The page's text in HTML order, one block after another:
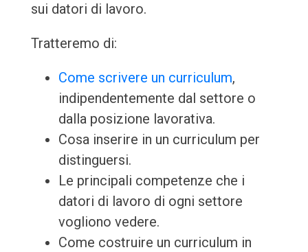
sui datori di lavoro.
Tratteremo di:
Come scrivere un curriculum,
indipendentemente dal settore o
dalla posizione lavorativa.
Cosa inserire in un curriculum per
distinguersi.
Le principali competenze che i
datori di lavoro di ogni settore
vogliono vedere.
Come costruire un curriculum in